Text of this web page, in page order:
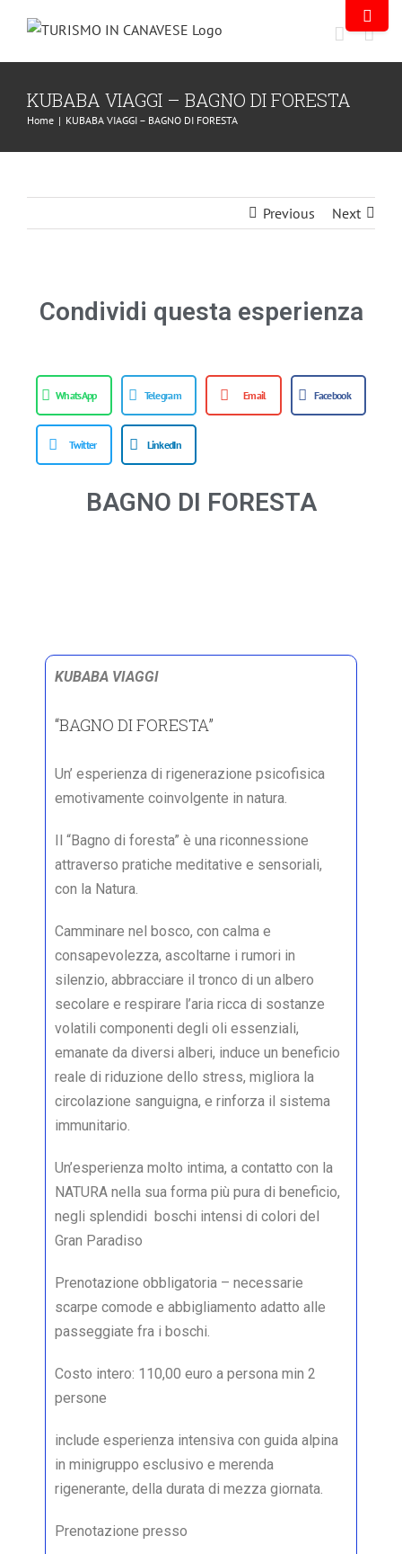
KUBABA VIAGGI – BAGNO DI FORESTA
Home | KUBABA VIAGGI – BAGNO DI FORESTA
Previous Next
Condividi questa esperienza
WhatsApp Telegram Email Facebook
Twitter LinkedIn
BAGNO DI FORESTA
KUBABA VIAGGI
“BAGNO DI FORESTA”
Un’ esperienza di rigenerazione psicofisica
emotivamente coinvolgente in natura.
Il “Bagno di foresta” è una riconnessione
attraverso pratiche meditative e sensoriali,
con la Natura.
Camminare nel bosco, con calma e
consapevolezza, ascoltarne i rumori in
silenzio, abbracciare il tronco di un albero
secolare e respirare l’aria ricca di sostanze
volatili componenti degli oli essenziali,
emanate da diversi alberi, induce un beneficio
reale di riduzione dello stress, migliora la
circolazione sanguigna, e rinforza il sistema
immunitario.
Un’esperienza molto intima, a contatto con la
NATURA nella sua forma più pura di beneficio,
negli splendidi boschi intensi di colori del
Gran Paradiso
Prenotazione obbligatoria – necessarie
scarpe comode e abbigliamento adatto alle
passeggiate fra i boschi.
Costo intero: 110,00 euro a persona min 2
persone
include esperienza intensiva con guida alpina
in minigruppo esclusivo e merenda
rigenerante, della durata di mezza giornata.
Prenotazione presso